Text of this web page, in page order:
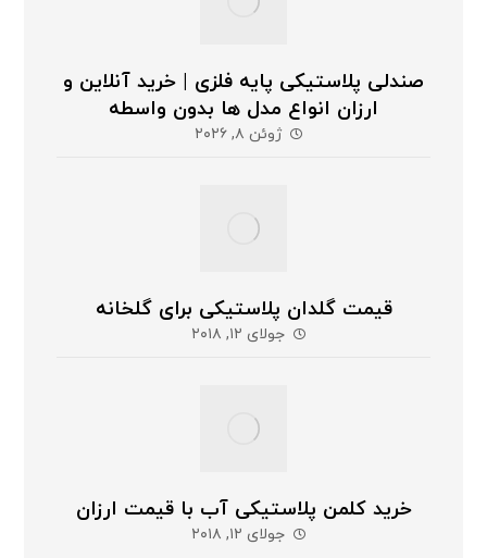
صندلی پلاستیکی پایه فلزی | خرید آنلاین و
ارزان انواع مدل ها بدون واسطه
ژوئن ۸, ۲۰۲۶
قیمت گلدان پلاستیکی برای گلخانه
جولای ۱۲, ۲۰۱۸
خرید کلمن پلاستیکی آب با قیمت ارزان
جولای ۱۲, ۲۰۱۸